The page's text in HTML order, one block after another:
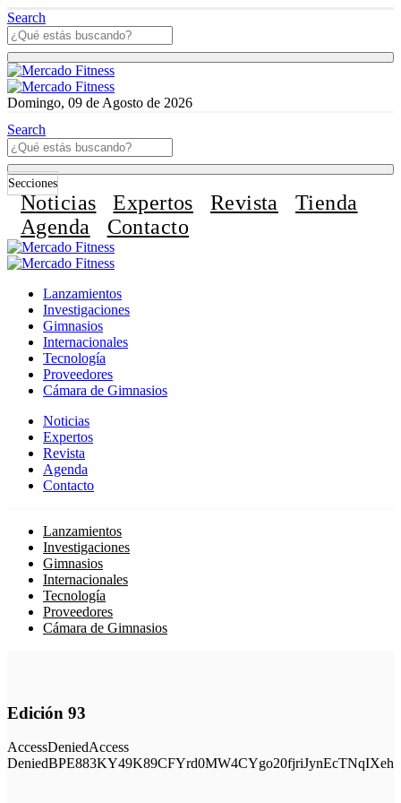
Search
Domingo, 09 de Agosto de 2026
Search
Secciones
Noticias Expertos Revista
Tienda
Agenda
Contacto
Lanzamientos
Investigaciones
Gimnasios
Internacionales
Tecnología
Proveedores
Cámara de Gimnasios
Noticias
Expertos
Revista
Agenda
Contacto
Lanzamientos
Investigaciones
Gimnasios
Internacionales
Tecnología
Proveedores
Cámara de Gimnasios
Edición 93